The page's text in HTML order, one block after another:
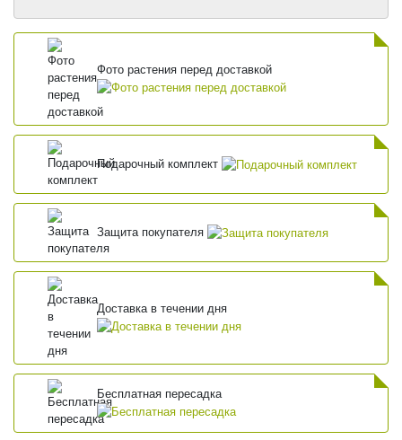
Фото растения перед доставкой
Подарочный комплект
Защита покупателя
Доставка в течении дня
Бесплатная пересадка